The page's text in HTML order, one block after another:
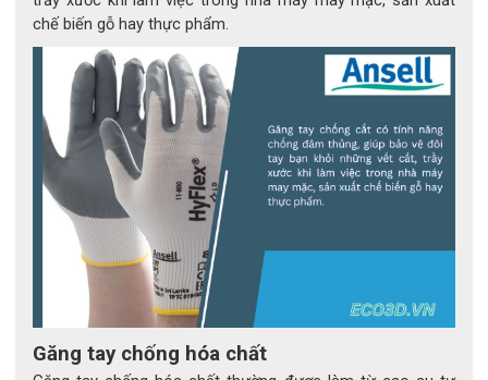
Đóng gói
XS–XL: 100 cái/hộp; XXL: 90 cái/hộp;
10 hộp/thùng
3. Các tính năng và ưu điểm nổi bật
🔹 3.1. Khả năng chống hóa chất tiên tiến
Nhờ công nghệ TNT™, găng tay tạo nên lớp màng chắn siêu
mỏng nhưng cực kỳ hiệu quả, giúp chống văng bắn và thấm hóa
chất vượt trội hơn nhiều loại găng nitrile thông thường.
Phù hợp cho môi trường tiếp xúc thường xuyên với dung môi,
axit nhẹ, dầu mỡ hoặc các hợp chất hữu cơ.
🔹 3.2. Sự thoải mái vượt trội – mềm mại và linh hoạt
Chất liệu nitrile siêu mềm giúp người dùng dễ thao tác, giảm mỏi
tay ngay cả khi đeo trong thời gian dài.
chế biến gỗ hay thực phẩm.
Găng tay chống hóa chất